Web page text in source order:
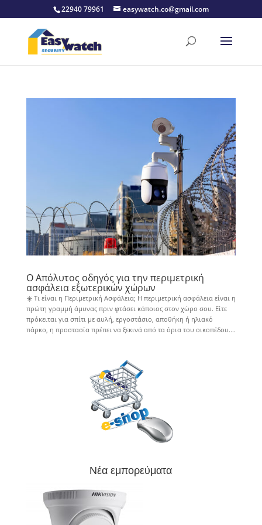
22940 79961 easywatch.co@gmail.com
Ο Απόλυτος οδηγός για την περιμετρική
ασφάλεια εξωτερικών χώρων
☀️ Τι είναι η Περιμετρική Ασφάλεια; Η περιμετρική ασφάλεια είναι η
πρώτη γραμμή άμυνας πριν φτάσει κάποιος στον χώρο σου. Είτε
πρόκειται για σπίτι με αυλή, εργοστάσιο, αποθήκη ή ηλιακό
πάρκο, η προστασία πρέπει να ξεκινά από τα όρια του οικοπέδου....
Νέα εμπορεύματα